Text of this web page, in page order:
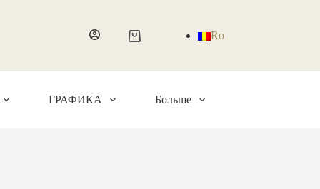
Корзина Ro
ГРАФИКА Больше